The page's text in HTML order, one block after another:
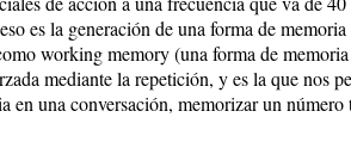
es la generación de una forma de
working memory (una forma de
mediante la repetición, y es la que nos
en una conversación, memorizar un